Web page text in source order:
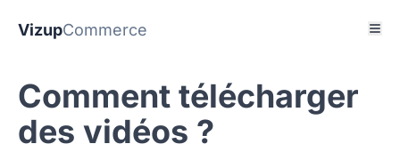
VizupCommerce
Comment télécharger
des vidéos ?